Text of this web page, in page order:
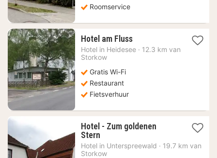
Roomservice
Hotel am Fluss1
nacht
Hotel in Heidesee · 12.3 km van
Storkow
Gratis Wi-Fi
Restaurant
Fietsverhuur
Hotel - Zum goldenen
Stern1
nacht
vanaf
Hotel in Unterspreewald · 19.7 km van
Storkow